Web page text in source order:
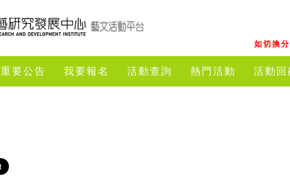
如切換
重要公告 我要報名 活動查詢 熱門活動 活動回